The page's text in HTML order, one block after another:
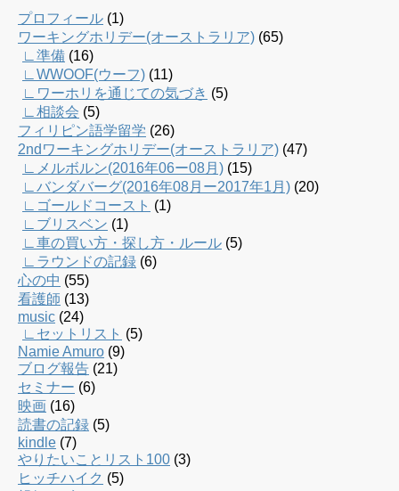
プロフィール (1)
ワーキングホリデー(オーストラリア) (65)
∟準備 (16)
∟WWOOF(ウーフ) (11)
∟ワーホリを通じての気づき (5)
∟相談会 (5)
フィリピン語学留学 (26)
2ndワーキングホリデー(オーストラリア) (47)
∟メルボルン(2016年06ー08月) (15)
∟バンダバーグ(2016年08月ー2017年1月) (20)
∟ゴールドコースト (1)
∟ブリスベン (1)
∟車の買い方・探し方・ルール (5)
∟ラウンドの記録 (6)
心の中 (55)
看護師 (13)
music (24)
∟セットリスト (5)
Namie Amuro (9)
ブログ報告 (21)
セミナー (6)
映画 (16)
読書の記録 (5)
kindle (7)
やりたいことリスト100 (3)
ヒッチハイク (5)